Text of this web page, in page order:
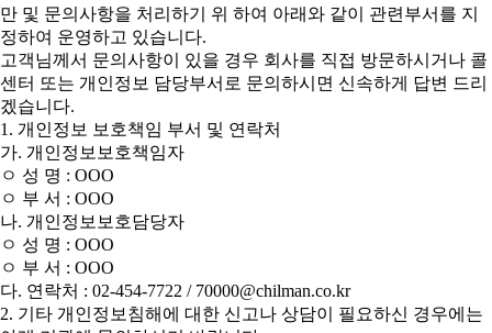
만 및 문의사항을 처리하기 위 하여 아래와 같이 관련부서를 지
정하여 운영하고 있습니다.
고객님께서 문의사항이 있을 경우 회사를 직접 방문하시거나 콜
센터 또는 개인정보 담당부서로 문의하시면 신속하게 답변 드리
겠습니다.
1. 개인정보 보호책임 부서 및 연락처
가. 개인정보보호책임자
ㅇ 성 명 : OOO
ㅇ 부 서 : OOO
나. 개인정보보호담당자
ㅇ 성 명 : OOO
ㅇ 부 서 : OOO
다. 연락처 : 02-454-7722 / 70000@chilman.co.kr
2. 기타 개인정보침해에 대한 신고나 상담이 필요하신 경우에는